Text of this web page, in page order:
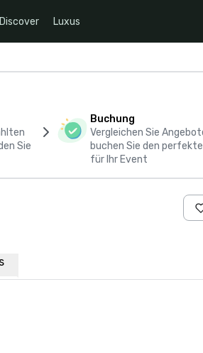
Discover Luxus
Sie
Buchung
Vergleichen Sie
buchen Sie den
für Ihr Event